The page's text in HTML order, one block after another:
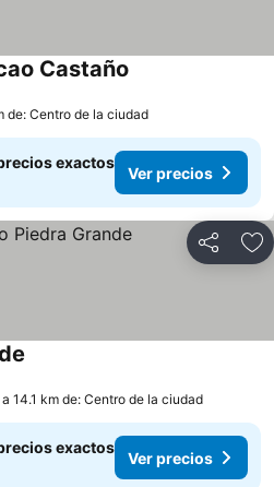
Castaño
de: Centro de la ciudad
exactos
Ver precios
Compartir
a 14.1 km de: Centro de la ciudad
exactos
Ver precios